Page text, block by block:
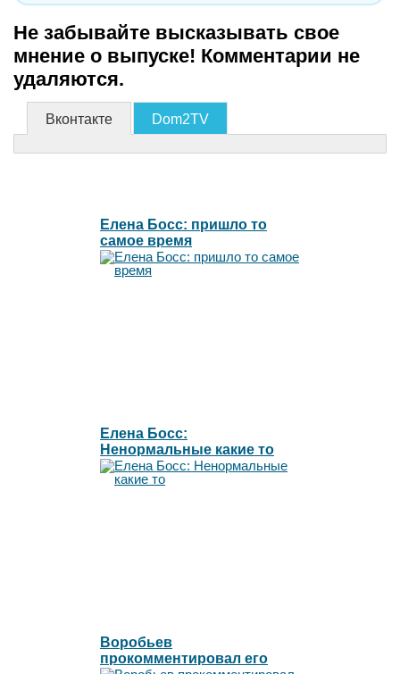
Не забывайте высказывать свое
мнение о выпуске! Комментарии не
удаляются.
Вконтакте Dom2TV
Елена Босс: пришло то
самое время
Елена Босс:
Ненормальные какие то
Воробьев
прокомментировал его